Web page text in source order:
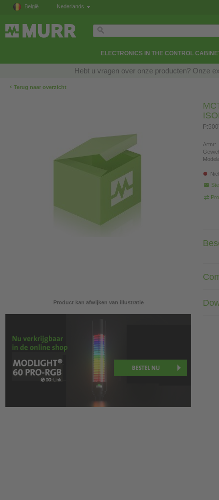
België Nederlands
ELECTRONICS IN THE CONTROL
Hebt u vragen over onze producten? Onze
‹ Terug naar overzicht
Product kan afwijken van illustratie
Artnr: